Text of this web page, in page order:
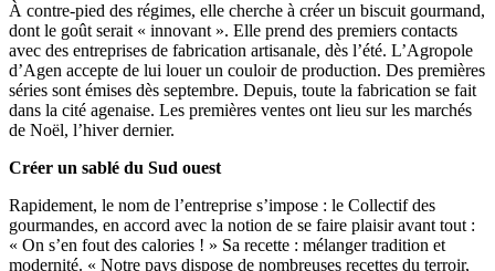
À contre-pied des régimes, elle cherche à créer un biscuit gourmand,
dont le goût serait « innovant ». Elle prend des premiers contacts
avec des entreprises de fabrication artisanale, dès l’été. L’Agropole
d’Agen accepte de lui louer un couloir de production. Des premières
séries sont émises dès septembre. Depuis, toute la fabrication se fait
dans la cité agenaise. Les premières ventes ont lieu sur les marchés
de Noël, l’hiver dernier.
Créer un sablé du Sud ouest
Rapidement, le nom de l’entreprise s’impose : le Collectif des
gourmandes, en accord avec la notion de se faire plaisir avant tout :
« On s’en fout des calories ! » Sa recette : mélanger tradition et
modernité. « Notre pays dispose de nombreuses recettes du terroir,